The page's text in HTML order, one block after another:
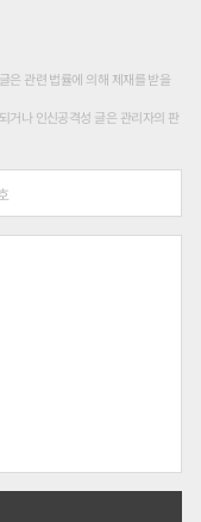
은 관련 법률에 의해 제재를 받을
거나 인신공격성 글은 관리자의 판